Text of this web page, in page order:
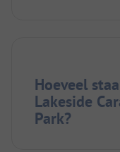
Hoeveel
Lakeside
Park?